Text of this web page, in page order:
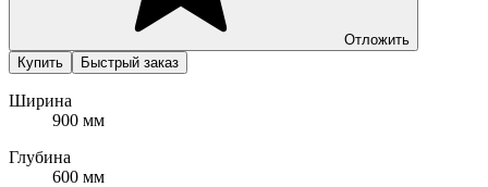
Отложить
Купить
Быстрый заказ
Ширина
900 мм
Глубина
600 мм